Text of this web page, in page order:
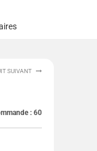
SUIVANT
: 60